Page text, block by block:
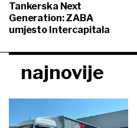
Tankerska Next
Generation: ZABA
umjesto Intercapitala
najnovije